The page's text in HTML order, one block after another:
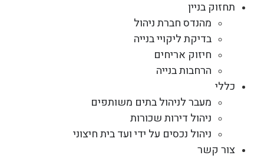
תחזוק בניין
מהנדס חברת ניהול
בדיקת ליקויי בנייה
חיזוק אריחים
הרחבות בנייה
כללי
מעבר לניהול בתים משותפים
ניהול דירות שכורות
ניהול נכסים על ידי ועד בית חיצוני
צור קשר